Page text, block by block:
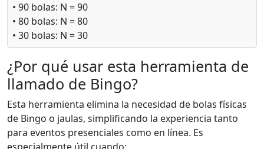
• 90 bolas: N = 90
• 80 bolas: N = 80
• 30 bolas: N = 30
¿Por qué usar esta herramienta de
llamado de Bingo?
Esta herramienta elimina la necesidad de bolas físicas
de Bingo o jaulas, simplificando la experiencia tanto
para eventos presenciales como en línea. Es